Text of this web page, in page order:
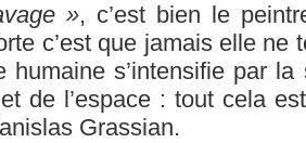
», c’est bien le
c’est que jamais elle ne
humaine s’intensifie par
de l’espace : tout cela
Grassian.